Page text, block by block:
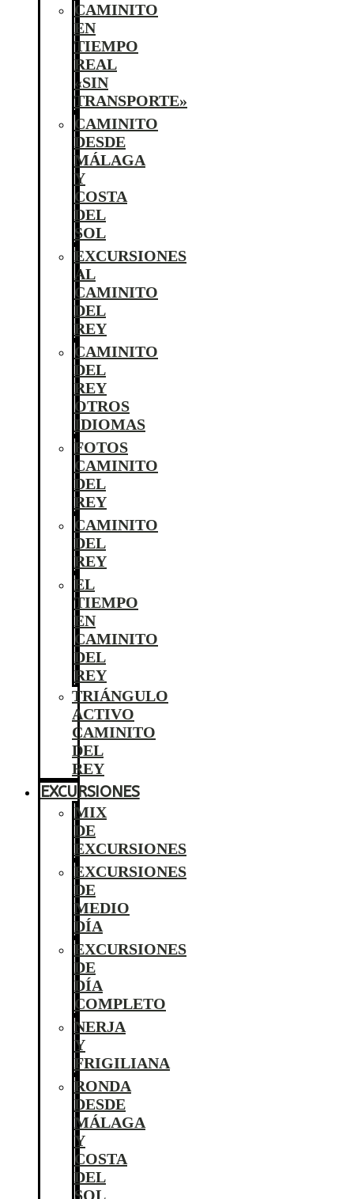
CAMINITO
EN
TIEMPO
REAL
«SIN
TRANSPORTE»
CAMINITO
DESDE
MÁLAGA
Y
COSTA
DEL
SOL
EXCURSIONES
AL
CAMINITO
DEL
REY
CAMINITO
DEL
REY
OTROS
IDIOMAS
FOTOS
CAMINITO
DEL
REY
CAMINITO
DEL
REY
EL
TIEMPO
EN
CAMINITO
DEL
REY
TRIÁNGULO
ACTIVO
CAMINITO
DEL
REY
EXCURSIONES
MIX
DE
EXCURSIONES
EXCURSIONES
DE
MEDIO
DÍA
EXCURSIONES
DE
DÍA
COMPLETO
NERJA
Y
FRIGILIANA
RONDA
DESDE
MÁLAGA
Y
COSTA
DEL
SOL